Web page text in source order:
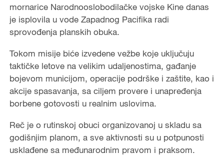
mornarice Narodnooslobodilačke vojske Kine danas
je isplovila u vode Zapadnog Pacifika radi
sprovođenja planskih obuka.
Tokom misije biće izvedene vežbe koje uključuju
taktičke letove na velikim udaljenostima, gađanje
bojevom municijom, operacije podrške i zaštite, kao i
akcije spasavanja, sa ciljem provere i unapređenja
borbene gotovosti u realnim uslovima.
Reč je o rutinskoj obuci organizovanoj u skladu sa
godišnjim planom, a sve aktivnosti su u potpunosti
usklađene sa međunarodnim pravom i praksom.